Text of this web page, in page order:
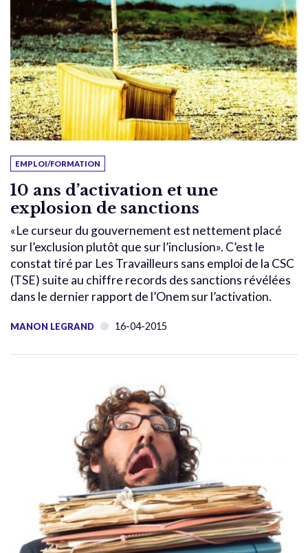
EMPLOI/FORMATION
10 ans d’activation et une
explosion de sanctions
«Le curseur du gouvernement est nettement placé
sur l’exclusion plutôt que sur l’inclusion». C’est le
constat tiré par Les Travailleurs sans emploi de la CSC
(TSE) suite au chiffre records des sanctions révélées
dans le dernier rapport de l’Onem sur l’activation.
MANON LEGRAND 16-04-2015